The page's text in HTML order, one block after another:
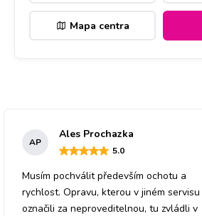
Mapa centra
AP
Ales Prochazka
5.0
Musím pochválit především ochotu a
rychlost. Opravu, kterou v jiném servisu
označili za neproveditelnou, tu zvládli v